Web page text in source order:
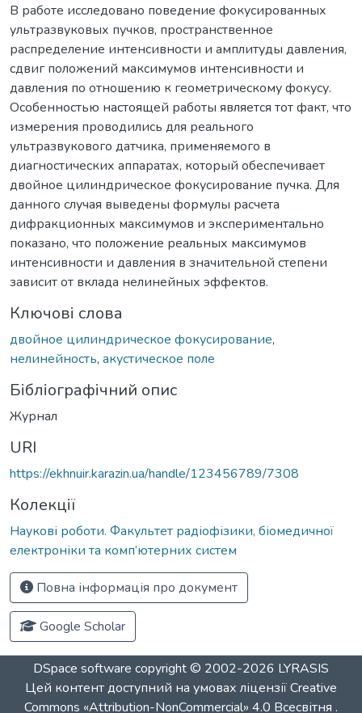
В работе исследовано поведение фокусированных
ультразвуковых пучков, пространственное
распределение интенсивности и амплитуды давления,
сдвиг положений максимумов интенсивности и
давления по отношению к геометрическому фокусу.
Особенностью настоящей работы является тот факт, что
измерения проводились для реального
ультразвукового датчика, применяемого в
диагностических аппаратах, который обеспечивает
двойное цилиндрическое фокусирование пучка. Для
данного случая выведены формулы расчета
дифракционных максимумов и экспериментально
показано, что положение реальных максимумов
интенсивности и давления в значительной степени
зависит от вклада нелинейных эффектов.
Ключові слова
двойное цилиндрическое фокусирование,
нелинейность, акустическое поле
Бібліографічний опис
Журнал
URI
https://ekhnuir.karazin.ua/handle/123456789/7308
Колекції
Наукові роботи. Факультет радіофізики, біомедичної
електроніки та комп’ютерних систем
Повна інформація про документ
Google Scholar
DSpace software copyright © 2002-2026 LYRASIS
Цей контент доступний на умовах ліцензіїCreative
Commons «Attribution-NonCommercial» 4.0 Всесвітня .